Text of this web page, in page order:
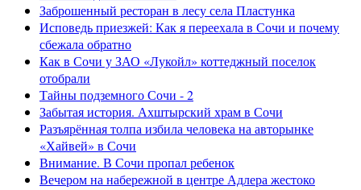
Заброшенный ресторан в лесу села Пластунка
Исповедь приезжей: Как я переехала в Сочи и почему
сбежала обратно
Как в Сочи у ЗАО «Лукойл» коттеджный поселок
отобрали
Тайны подземного Сочи - 2
Забытая история. Ахштырский храм в Сочи
Разъярённая толпа избила человека на авторынке
«Хайвей» в Сочи
Внимание. В Сочи пропал ребенок
Вечером на набережной в центре Адлера жестоко